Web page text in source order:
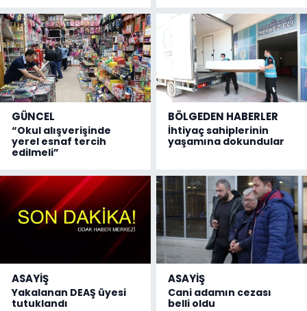
GÜNCEL
“Okul alışverişinde
yerel esnaf tercih
edilmeli”
BÖLGEDEN HABERLER
İhtiyaç sahiplerinin
yaşamına dokundular
ASAYİŞ
Yakalanan DEAŞ üyesi
tutuklandı
ASAYİŞ
Cani adamın cezası
belli oldu